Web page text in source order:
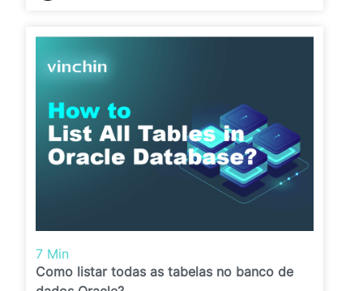
7 Min
Como listar todas as tabelas no banco de